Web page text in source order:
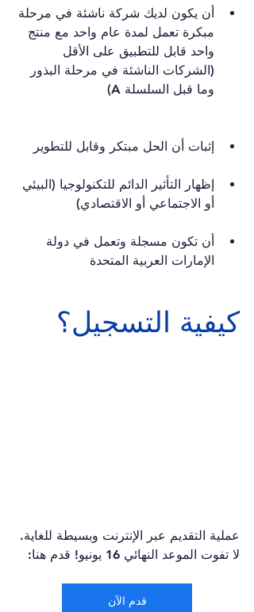
أن يكون لديك شركة ناشئة في مرحلة
مبكرة تعمل لمدة عام واحد مع منتج
واحد قابل للتطبيق على الأقل
(الشركات الناشئة في مرحلة البذور
وما قبل السلسلة A)
إثبات أن الحل مبتكر وقابل للتطوير
إظهار التأثير الدائم للتكنولوجيا (البيئي
أو الاجتماعي أو الاقتصادي)
أن تكون مسجلة وتعمل في دولة
الإمارات العربية المتحدة
كيفية التسجيل؟
عملية التقديم عبر الإنترنت وبسيطة للغاية.
لا تفوت الموعد النهائي 16 يونيو! قدم هنا:
قدم الآن